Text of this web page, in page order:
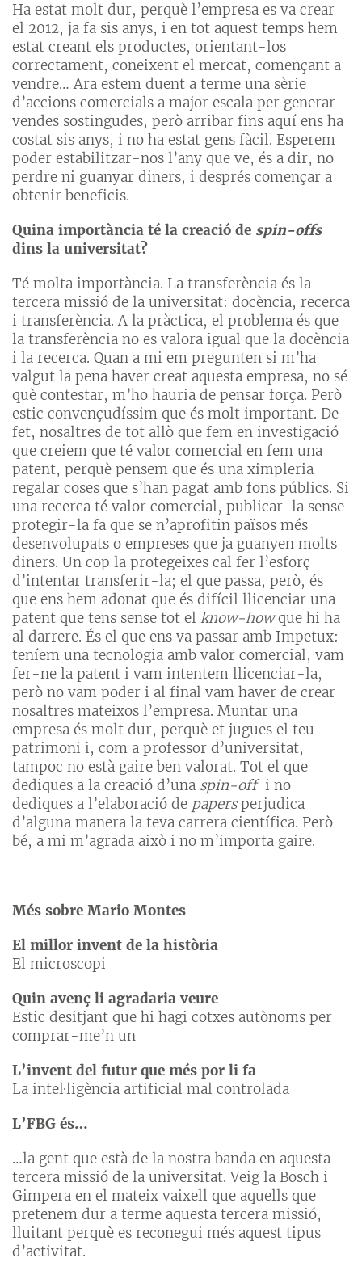
Ha estat molt dur, perquè l’empresa es va crear
el 2012, ja fa sis anys, i en tot aquest temps hem
estat creant els productes, orientant-los
correctament, coneixent el mercat, començant a
vendre… Ara estem duent a terme una sèrie
d’accions comercials a major escala per generar
vendes sostingudes, però arribar fins aquí ens ha
costat sis anys, i no ha estat gens fàcil. Esperem
poder estabilitzar-nos l’any que ve, és a dir, no
perdre ni guanyar diners, i després començar a
obtenir beneficis.
Quina importància té la creació de spin-offs
dins la universitat?
Té molta importància. La transferència és la
tercera missió de la universitat: docència, recerca
i transferència. A la pràctica, el problema és que
la transferència no es valora igual que la docència
i la recerca. Quan a mi em pregunten si m’ha
valgut la pena haver creat aquesta empresa, no sé
què contestar, m’ho hauria de pensar força. Però
estic convençudíssim que és molt important. De
fet, nosaltres de tot allò que fem en investigació
que creiem que té valor comercial en fem una
patent, perquè pensem que és una ximpleria
regalar coses que s’han pagat amb fons públics. Si
una recerca té valor comercial, publicar-la sense
protegir-la fa que se n’aprofitin països més
desenvolupats o empreses que ja guanyen molts
diners. Un cop la protegeixes cal fer l’esforç
d’intentar transferir-la; el que passa, però, és
que ens hem adonat que és difícil llicenciar una
patent que tens sense tot el know-howque hi ha
al darrere. És el que ens va passar amb Impetux:
teníem una tecnologia amb valor comercial, vam
fer-ne la patent i vam intentem llicenciar-la,
però no vam poder i al final vam haver de crear
nosaltres mateixos l’empresa. Muntar una
empresa és molt dur, perquè et jugues el teu
patrimoni i, com a professor d’universitat,
tampoc no està gaire ben valorat. Tot el que
dediques a la creació d’una spin-offi no
dediques a l’elaboració de papersperjudica
d’alguna manera la teva carrera científica. Però
bé, a mi m’agrada això i no m’importa gaire.
Més sobre Mario Montes
El millor invent de la història
El microscopi
Quin avenç li agradaria veure
Estic desitjant que hi hagi cotxes autònoms per
comprar-me’n un
L’invent del futur que més por li fa
La intel·ligència artificial mal controlada
L’FBG és…
…la gent que està de la nostra banda en aquesta
tercera missió de la universitat. Veig la Bosch i
Gimpera en el mateix vaixell que aquells que
pretenem dur a terme aquesta tercera missió,
lluitant perquè es reconegui més aquest tipus
d’activitat.